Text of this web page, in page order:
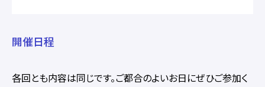
開催日程
各回とも内容は同じです。ご都合のよいお日にぜひご参加く